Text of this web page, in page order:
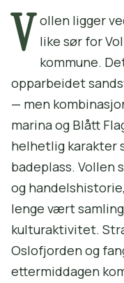
V ollen ligger
like sør for
kommune.
opparbeidet
— men
marina og Blått
helhetlig karakter
badeplass. Vollen
og
lenge vært
kulturaktivitet.
Oslofjorden og
ettermiddagen